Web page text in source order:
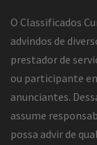
O Classificados
advindos de
prestador de
ou participante
anunciantes.
assume
possa advir de